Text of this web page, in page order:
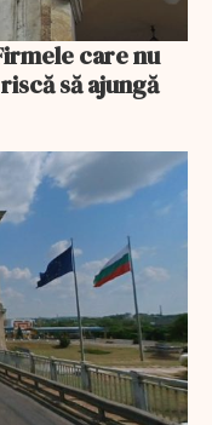
care nu
să ajungă